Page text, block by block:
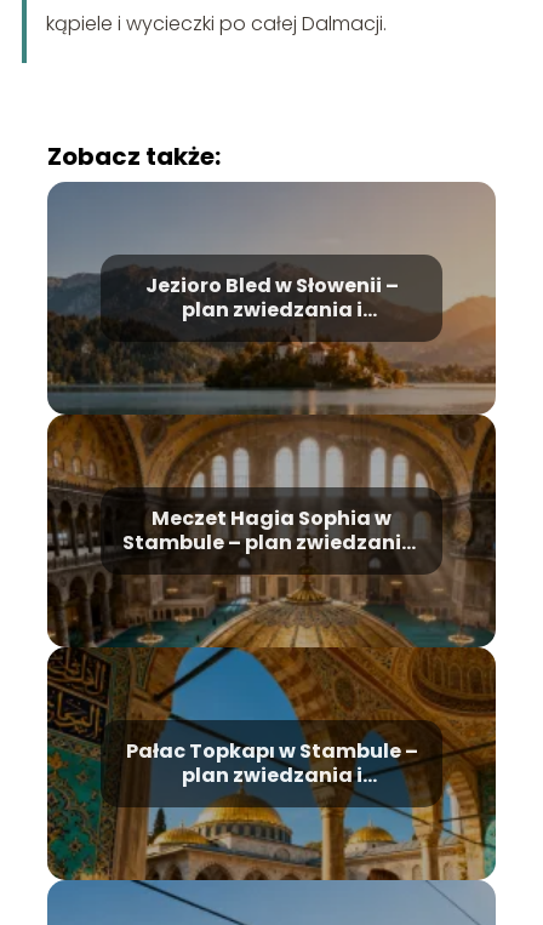
kąpiele i wycieczki po całej Dalmacji.
Zobacz także:
Jezioro Bled w Słowenii –
plan zwiedzania i
najważniejsze atrakcje
Meczet Hagia Sophia w
Stambule – plan zwiedzania,
historia, bilety
Pałac Topkapı w Stambule –
plan zwiedzania i
najważniejsze atrakcje